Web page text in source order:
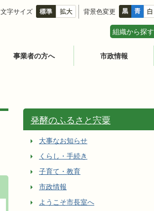
文字サイズ 背景色変更
組織から探す
事業者の方へ 市政情報
発酵のふるさと宍粟
大事なお知らせ
くらし・手続き
子育て・教育
市政情報
ようこそ市長室へ